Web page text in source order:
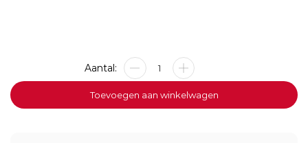
Stoeptegel
Groep
8
Smiley
Toevoegen aan winkelwagen